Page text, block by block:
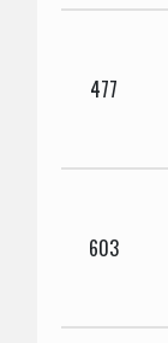
477
603